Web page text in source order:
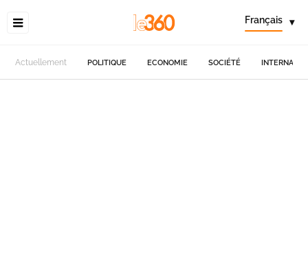
Français ▾
Actuellement POLITIQUE ECONOMIE SOCIÉTÉ